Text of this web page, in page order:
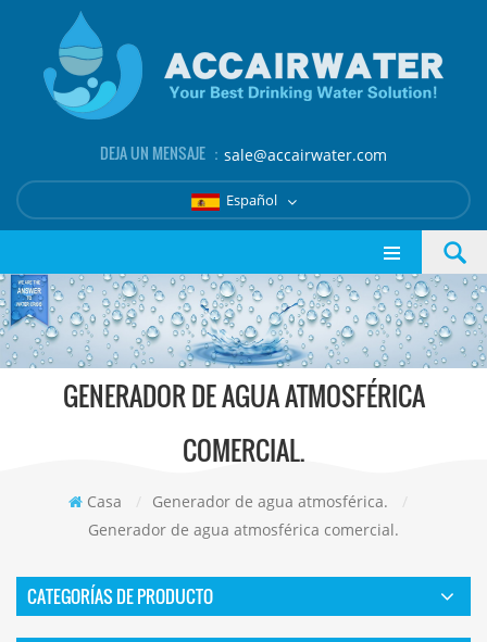
DEJA UN MENSAJE ： sale@accairwater.com
Español
GENERADOR DE AGUA ATMOSFÉRICA
COMERCIAL.
Casa / Generador de agua atmosférica.
/
Generador de agua atmosférica comercial.
CATEGORÍAS DE PRODUCTO